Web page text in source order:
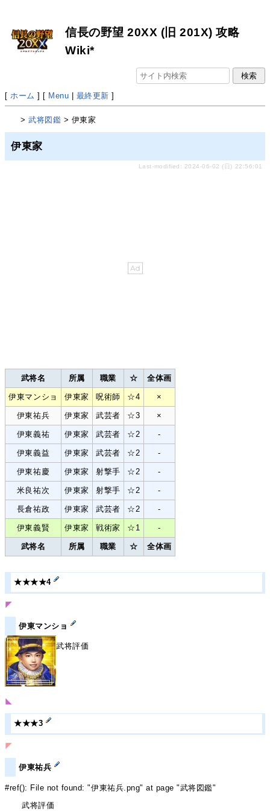
信長の野望 20XX (旧 201X) 攻略
Wiki*
[ ホーム ] [ Menu 最終更新 ]
>武将図鑑 > 伊東家
伊東家
Last-modified: 2024-06-02 (日) 22:56:01
武将名 所属 職業 ☆ 全体画
武将名 所属 職業 ☆ 全体画
伊東マンショ 伊東家 呪術師 ☆4 ×
伊東祐兵 伊東家 武芸者 ☆3 ×
伊東義祐 伊東家 武芸者 ☆2 -
伊東義益 伊東家 武芸者 ☆2 -
伊東祐慶 伊東家 射撃手 ☆2 -
米良祐次 伊東家 射撃手 ☆2 -
長倉祐政 伊東家 武芸者 ☆2 -
伊東義賢 伊東家 戦術家 ☆1 -
★★★★4
◤
伊東マンショ
武将評価
◣
★★★3
◤
伊東祐兵
#ref(): File not found: "伊東祐兵.png" at page "武将図鑑"
武将評価